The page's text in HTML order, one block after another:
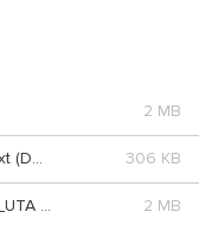
2 MB
2026_-_Mad_Tsai_Pressetext (DOC) 306 KB
MAD_TSAI_VAMPIRE_Credit_UTA (JPG) 2 MB